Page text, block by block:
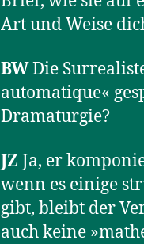
Art und Weise
BWDie
automatique«
Dramaturgie?
JZ Ja, er
wenn es einige
gibt, bleibt der
auch keine